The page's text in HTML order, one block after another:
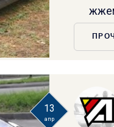
13
апр